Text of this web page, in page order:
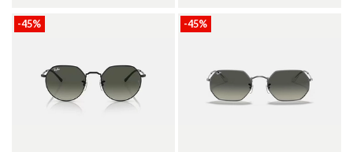
-45% -45%